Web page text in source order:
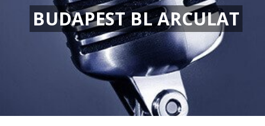
BUDAPEST BL ARCULAT